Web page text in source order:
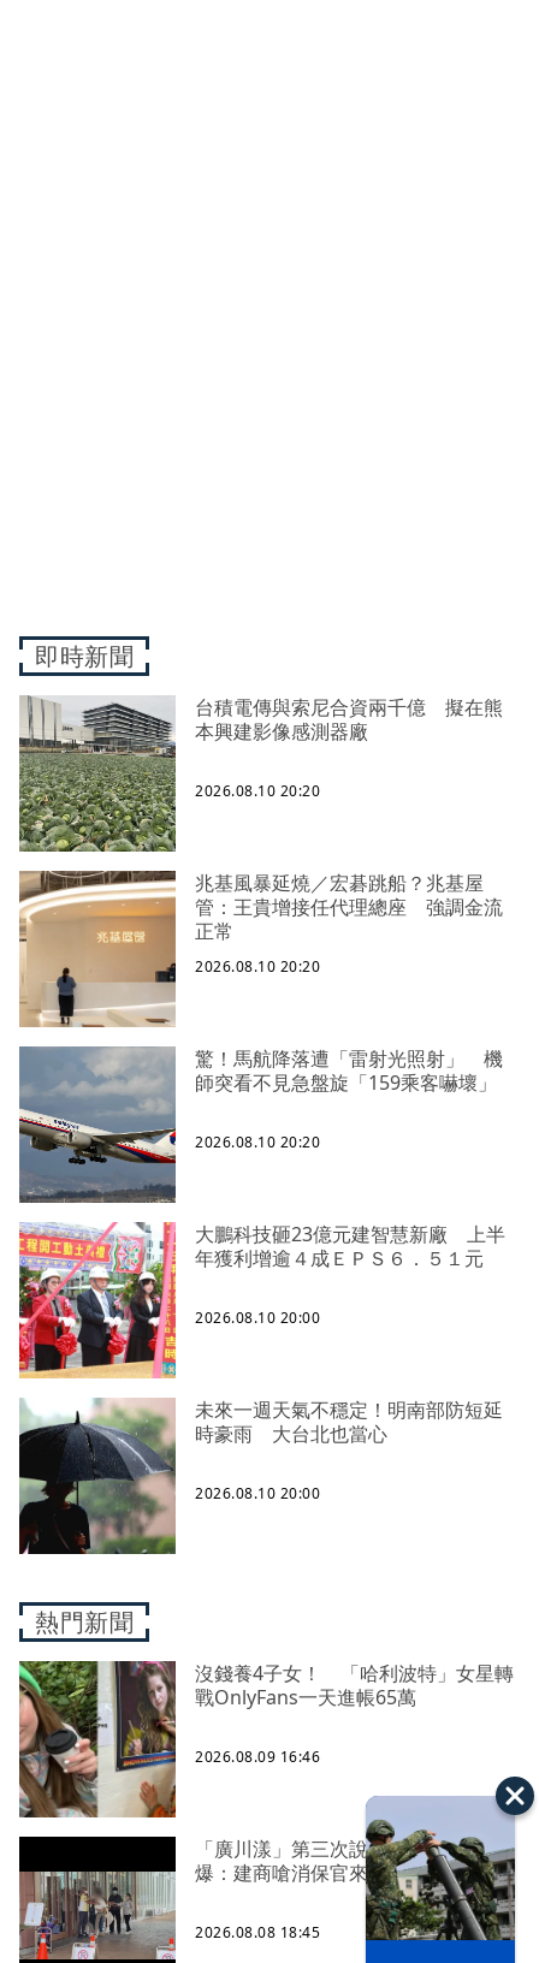
即時新聞
台積電傳與索尼合資兩千億 擬在熊
本興建影像感測器廠
2026.08.10 20:20
兆基風暴延燒／宏碁跳船？兆基屋
管：王貴增接任代理總座 強調金流
正常
2026.08.10 20:20
驚！馬航降落遭「雷射光照射」 機
師突看不見急盤旋「159乘客嚇壞」
2026.08.10 20:20
大鵬科技砸23億元建智慧新廠 上半
年獲利增逾４成ＥＰＳ６．５１元
2026.08.10 20:00
未來一週天氣不穩定！明南部防短延
時豪雨 大台北也當心
2026.08.10 20:00
熱門新聞
沒錢養4子女！ 「哈利波特」女星轉
戰OnlyFans一天進帳65萬
2026.08.09 16:46
「廣川漾」第三次說明會 解約戶
爆：建商嗆消保官來再說
2026.08.08 18:45